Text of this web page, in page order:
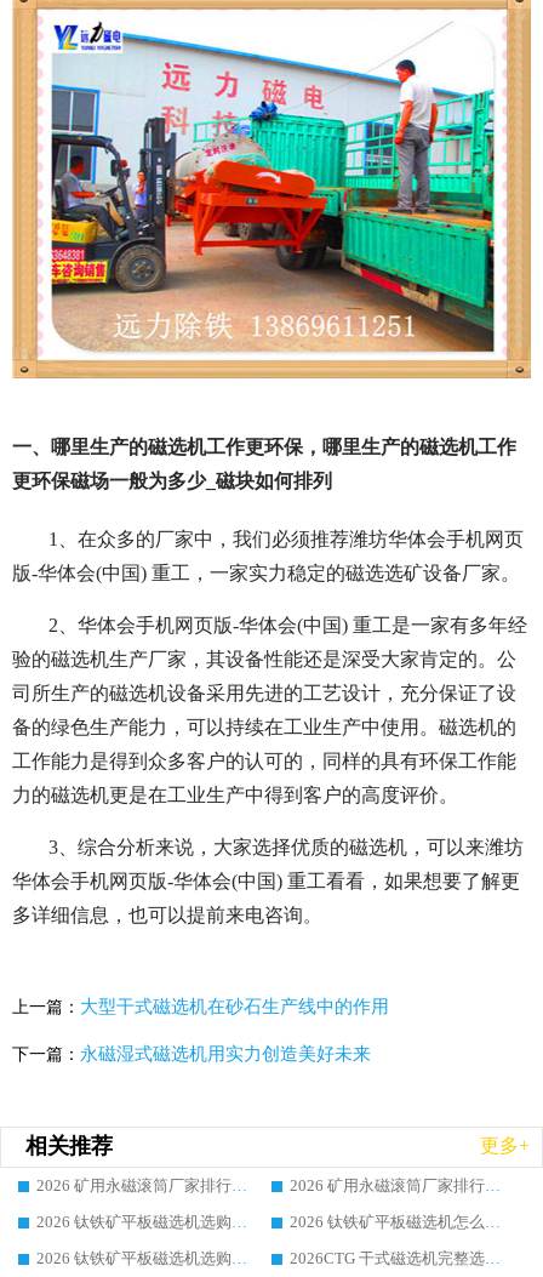
一、哪里生产的磁选机工作更环保，哪里生产的磁选机工作
更环保磁场一般为多少_磁块如何排列
1、在众多的厂家中，我们必须推荐潍坊华体会手机网页
版-华体会(中国) 重工，一家实力稳定的磁选选矿设备厂家。
2、华体会手机网页版-华体会(中国) 重工是一家有多年经
验的磁选机生产厂家，其设备性能还是深受大家肯定的。公
司所生产的磁选机设备采用先进的工艺设计，充分保证了设
备的绿色生产能力，可以持续在工业生产中使用。磁选机的
工作能力是得到众多客户的认可的，同样的具有环保工作能
力的磁选机更是在工业生产中得到客户的高度评价。
3、综合分析来说，大家选择优质的磁选机，可以来潍坊
华体会手机网页版-华体会(中国) 重工看看，如果想要了解更
多详细信息，也可以提前来电咨询。
上一篇： 大型干式磁选机在砂石生产线中的作用
下一篇： 永磁湿式磁选机用实力创造美好未来
相关推荐 更多+
2026 矿用永磁滚筒厂家排行榜选购干货指南 行业口碑标杆华体会手机网页版-华体会(中国) 实力出众
2026 矿用永磁滚筒厂家排行榜选购指南，行业口碑领域强者华体会手机网页版-华体会(中国)
2026 钛铁矿平板磁选机选购全攻略 市场公认优质品牌厂家实力排行榜
2026 钛铁矿平板磁选机怎么选 靠谱生产企业实力排行榜选购参考攻略
2026 钛铁矿平板磁选机选购指南 行业口碑优选品牌生产企业实力排行榜
2026CTG 干式磁选机完整选购指南 行业口碑顶尖靠谱生产龙头厂家实力推荐